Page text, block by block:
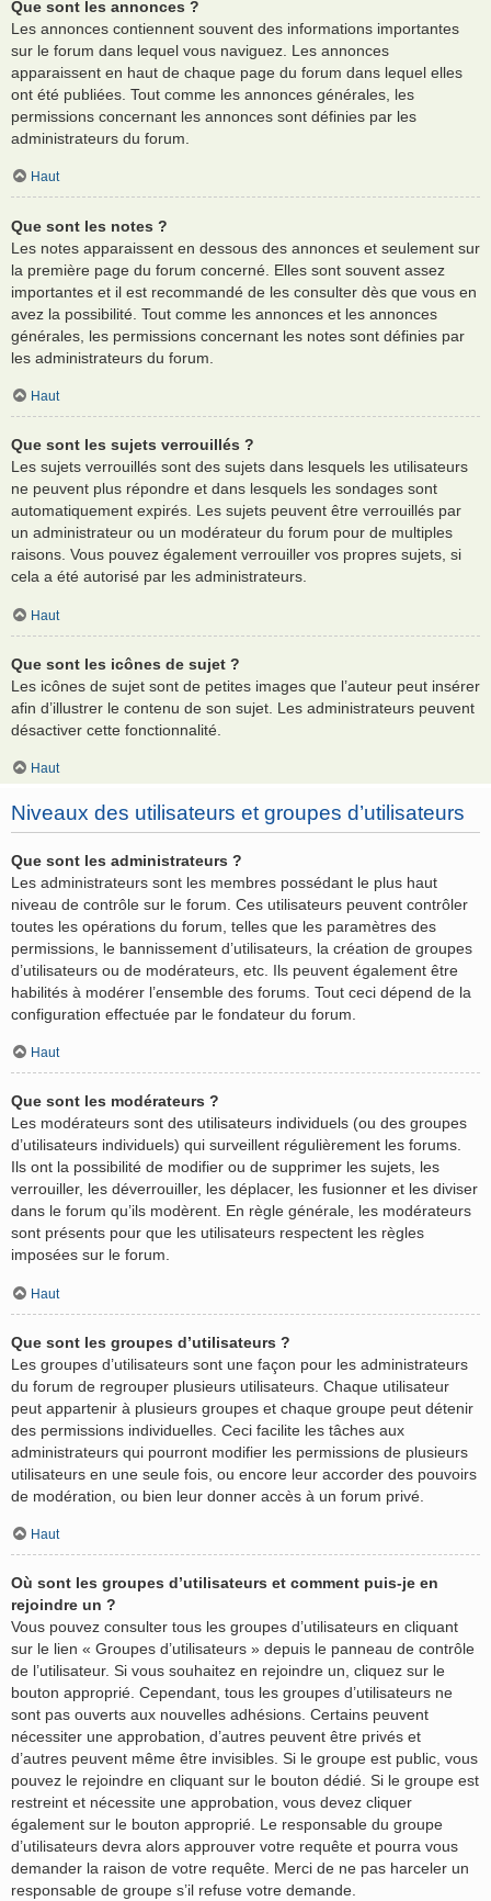
Que sont les annonces ?
Les annonces contiennent souvent des informations importantes
sur le forum dans lequel vous naviguez. Les annonces
apparaissent en haut de chaque page du forum dans lequel elles
ont été publiées. Tout comme les annonces générales, les
permissions concernant les annonces sont définies par les
administrateurs du forum.
Haut
Que sont les notes ?
Les notes apparaissent en dessous des annonces et seulement sur
la première page du forum concerné. Elles sont souvent assez
importantes et il est recommandé de les consulter dès que vous en
avez la possibilité. Tout comme les annonces et les annonces
générales, les permissions concernant les notes sont définies par
les administrateurs du forum.
Haut
Que sont les sujets verrouillés ?
Les sujets verrouillés sont des sujets dans lesquels les utilisateurs
ne peuvent plus répondre et dans lesquels les sondages sont
automatiquement expirés. Les sujets peuvent être verrouillés par
un administrateur ou un modérateur du forum pour de multiples
raisons. Vous pouvez également verrouiller vos propres sujets, si
cela a été autorisé par les administrateurs.
Haut
Que sont les icônes de sujet ?
Les icônes de sujet sont de petites images que l’auteur peut insérer
afin d’illustrer le contenu de son sujet. Les administrateurs peuvent
désactiver cette fonctionnalité.
Haut
Niveaux des utilisateurs et groupes d’utilisateurs
Que sont les administrateurs ?
Les administrateurs sont les membres possédant le plus haut
niveau de contrôle sur le forum. Ces utilisateurs peuvent contrôler
toutes les opérations du forum, telles que les paramètres des
permissions, le bannissement d’utilisateurs, la création de groupes
d’utilisateurs ou de modérateurs, etc. Ils peuvent également être
habilités à modérer l’ensemble des forums. Tout ceci dépend de la
configuration effectuée par le fondateur du forum.
Haut
Que sont les modérateurs ?
Les modérateurs sont des utilisateurs individuels (ou des groupes
d’utilisateurs individuels) qui surveillent régulièrement les forums.
Ils ont la possibilité de modifier ou de supprimer les sujets, les
verrouiller, les déverrouiller, les déplacer, les fusionner et les diviser
dans le forum qu’ils modèrent. En règle générale, les modérateurs
sont présents pour que les utilisateurs respectent les règles
imposées sur le forum.
Haut
Que sont les groupes d’utilisateurs ?
Les groupes d’utilisateurs sont une façon pour les administrateurs
du forum de regrouper plusieurs utilisateurs. Chaque utilisateur
peut appartenir à plusieurs groupes et chaque groupe peut détenir
des permissions individuelles. Ceci facilite les tâches aux
administrateurs qui pourront modifier les permissions de plusieurs
utilisateurs en une seule fois, ou encore leur accorder des pouvoirs
de modération, ou bien leur donner accès à un forum privé.
Haut
Où sont les groupes d’utilisateurs et comment puis-je en
rejoindre un ?
Vous pouvez consulter tous les groupes d’utilisateurs en cliquant
sur le lien « Groupes d’utilisateurs » depuis le panneau de contrôle
de l’utilisateur. Si vous souhaitez en rejoindre un, cliquez sur le
bouton approprié. Cependant, tous les groupes d’utilisateurs ne
sont pas ouverts aux nouvelles adhésions. Certains peuvent
nécessiter une approbation, d’autres peuvent être privés et
d’autres peuvent même être invisibles. Si le groupe est public, vous
pouvez le rejoindre en cliquant sur le bouton dédié. Si le groupe est
restreint et nécessite une approbation, vous devez cliquer
également sur le bouton approprié. Le responsable du groupe
d’utilisateurs devra alors approuver votre requête et pourra vous
demander la raison de votre requête. Merci de ne pas harceler un
responsable de groupe s’il refuse votre demande.